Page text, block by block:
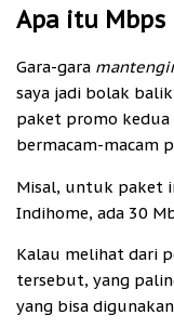
Apa itu
Gara-gara
saya jadi bolak
paket promo
bermacam-macam
Misal, untuk paket
Indihome, ada 30
Kalau melihat dari
tersebut, yang
yang bisa